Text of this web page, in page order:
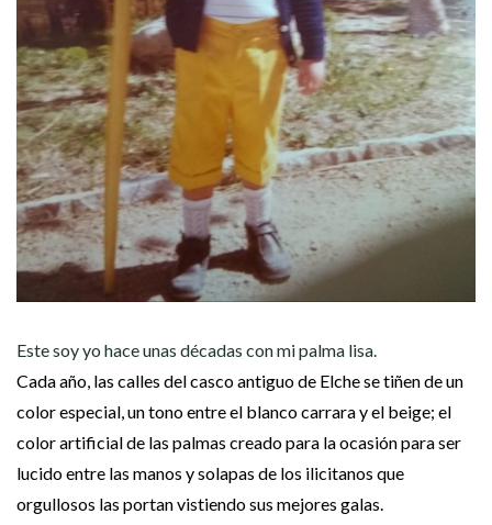
Este soy yo hace unas décadas con mi palma lisa.
Cada año, las calles del casco antiguo de Elche se tiñen de un
color especial, un tono entre el blanco carrara y el beige; el
color artificial de las palmas creado para la ocasión para ser
lucido entre las manos y solapas de los ilicitanos que
orgullosos las portan vistiendo sus mejores galas.